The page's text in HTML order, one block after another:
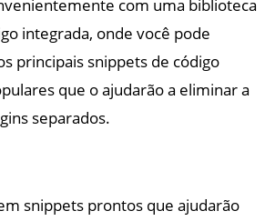
com uma biblioteca
integrada, onde você pode
principais snippets de código
que o ajudarão a eliminar a
separados.
snippets prontos que ajudarão